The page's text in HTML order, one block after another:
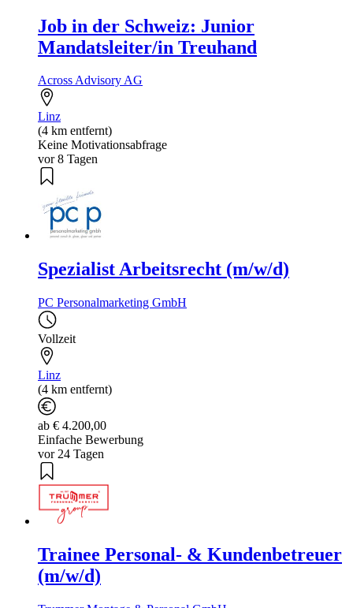
Job in der Schweiz: Junior
Mandatsleiter/in Treuhand
Across Advisory AG
Linz
(4 km entfernt)
Keine Motivationsabfrage
vor 8 Tagen
Spezialist Arbeitsrecht (m/w/d)
PC Personalmarketing GmbH
Vollzeit
Linz
(4 km entfernt)
ab € 4.200,00
Einfache Bewerbung
vor 24 Tagen
Trainee Personal- & Kundenbetreuer
(m/w/d)